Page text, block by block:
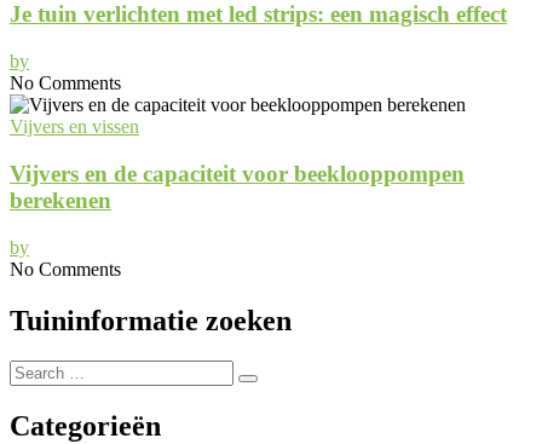
Je tuin verlichten met led strips: een magisch effect
by
No Comments
Vijvers en vissen
Vijvers en de capaciteit voor beeklooppompen
berekenen
by
No Comments
Tuininformatie zoeken
Search
for:
Search
Categorieën